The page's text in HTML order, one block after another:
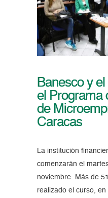
Banesco y
el Programa
de
Caracas
La institución
comenzarán el
noviembre. Más de
realizado el curso,